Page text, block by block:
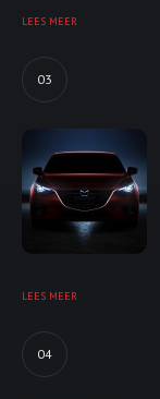
LEES MEER
03
LEES MEER
04